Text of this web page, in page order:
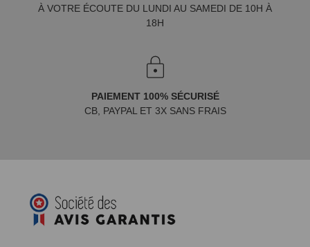
À VOTRE ÉCOUTE DU LUNDI AU SAMEDI DE 10H À
18H
PAIEMENT 100% SÉCURISÉ
CB, PAYPAL ET 3X SANS FRAIS